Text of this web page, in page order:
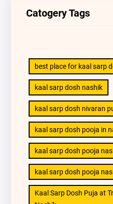
Catogery Tags
best place for kaal sarp
kaal sarp dosh nashik
kaal sarp dosh nivaran
kaal sarp dosh pooja in
kaal sarp dosh pooja
kaal sarp dosh pooja
Kaal Sarp Dosh Puja at